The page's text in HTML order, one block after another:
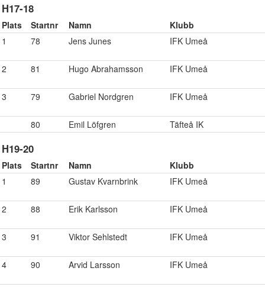
H17-18
Plats Startnr Namn
Klubb
1
78 Jens Junes IFK Umeå
2 81 Hugo Abrahamsson IFK Umeå
3 79 Gabriel Nordgren IFK Umeå
80 Emil Löfgren Täfteå IK
H19-20
Plats Startnr Namn
Klubb
1
89 Gustav Kvarnbrink IFK Umeå
2 88 Erik Karlsson IFK Umeå
3 91 Viktor Sehlstedt IFK Umeå
4 90 Arvid Larsson IFK Umeå